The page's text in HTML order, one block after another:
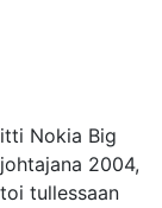
Nokia Big
2004,
tullessaan